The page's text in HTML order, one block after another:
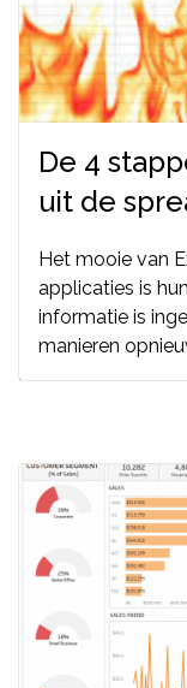
De 4
uit de
Het mooie van
applicaties is
informatie is
manieren